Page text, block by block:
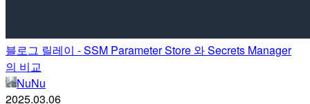
블로그 릴레이 - SSM Parameter Store 와 Secrets Manager
의 비교
NuNu
2025.03.06